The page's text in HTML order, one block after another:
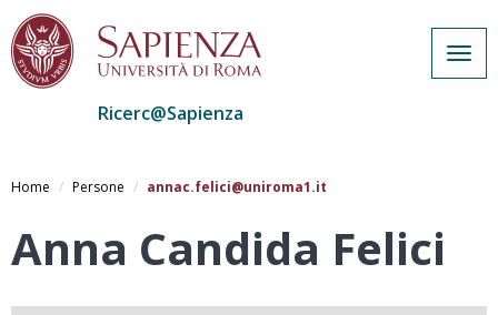
al
Ricerc@Sapienza
Home Persone annac.felici@uniroma1.it
Anna Candida Felici